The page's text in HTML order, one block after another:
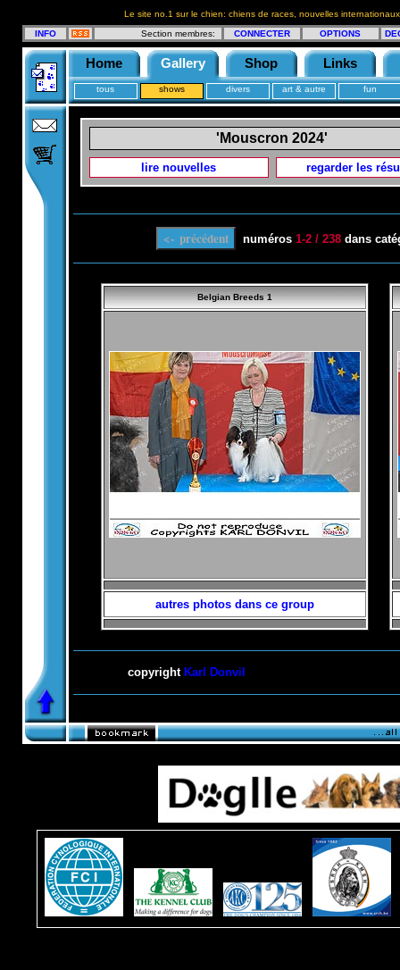
Le site no.1 sur le chien: chiens de races, nouvelles
INFO
Section membres: CONNECTER OPTIONS
Home Gallery Shop Links
tous shows divers art & autre fun
'Mouscron 2024'
lire nouvelles regarder les
numéros 1-2 / 238 dans
Belgian Breeds 1
autres photos dans ce group
copyright Karl Donvil